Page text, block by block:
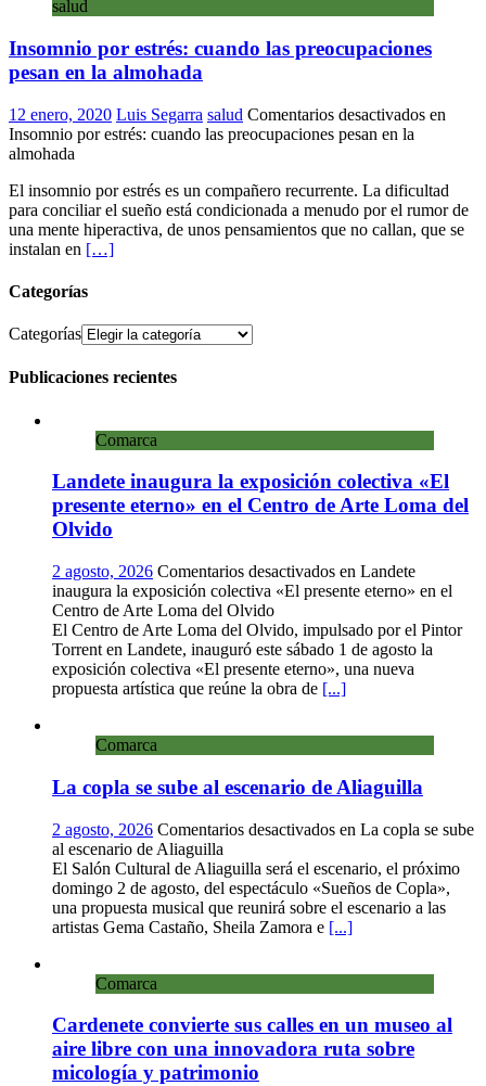
salud
Insomnio por estrés: cuando las preocupaciones
pesan en la almohada
12 enero, 2020 Luis Segarra salud Comentarios desactivados en
Insomnio por estrés: cuando las preocupaciones pesan en la
almohada
El insomnio por estrés es un compañero recurrente. La dificultad
para conciliar el sueño está condicionada a menudo por el rumor de
una mente hiperactiva, de unos pensamientos que no callan, que se
instalan en […]
Categorías
Categorías
Publicaciones recientes
Comarca
Landete inaugura la exposición colectiva «El
presente eterno» en el Centro de Arte Loma del
Olvido
2 agosto, 2026 Comentarios desactivados en Landete
inaugura la exposición colectiva «El presente eterno» en el
Centro de Arte Loma del Olvido
El Centro de Arte Loma del Olvido, impulsado por el Pintor
Torrent en Landete, inauguró este sábado 1 de agosto la
exposición colectiva «El presente eterno», una nueva
propuesta artística que reúne la obra de [...]
Comarca
La copla se sube al escenario de Aliaguilla
2 agosto, 2026 Comentarios desactivados en La copla se sube
al escenario de Aliaguilla
El Salón Cultural de Aliaguilla será el escenario, el próximo
domingo 2 de agosto, del espectáculo «Sueños de Copla»,
una propuesta musical que reunirá sobre el escenario a las
artistas Gema Castaño, Sheila Zamora e [...]
Comarca
Cardenete convierte sus calles en un museo al
aire libre con una innovadora ruta sobre
micología y patrimonio